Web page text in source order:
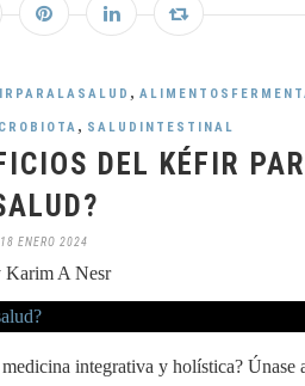
,
, SALUDINTESTINAL
DEL KÉFIR
18 ENERO 2024
Karim A Nesr
integrativa y holística? Únase